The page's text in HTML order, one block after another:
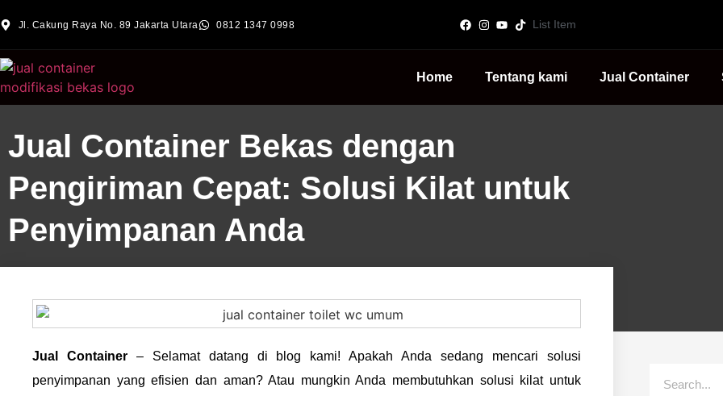
Jl. Cakung Raya No. 89 Jakarta Utara 0812 1347 0998 List Item
Home Tentang kami Jual Container
Jual Container Bekas dengan
Pengiriman Cepat: Solusi Kilat untuk
Penyimpanan Anda
Jual Container– Selamat datang di blog kami! Apakah Anda sedang mencari solusi
penyimpanan yang efisien dan aman? Atau mungkin Anda membutuhkan solusi kilat untuk